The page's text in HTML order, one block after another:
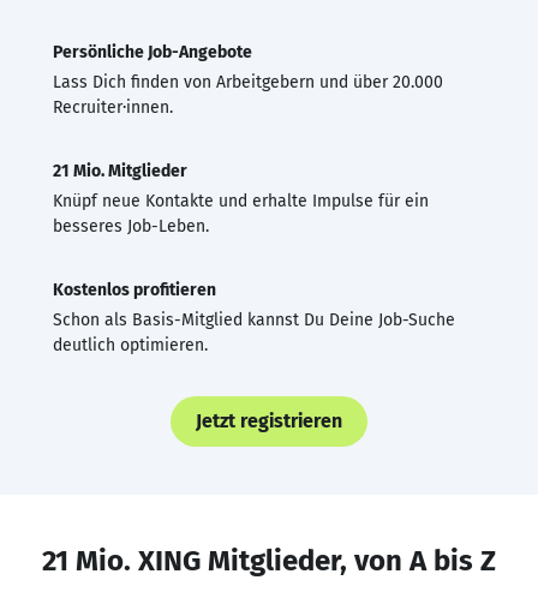
Persönliche Job-Angebote
Lass Dich finden von Arbeitgebern und über 20.000
Recruiter·innen.
21 Mio. Mitglieder
Knüpf neue Kontakte und erhalte Impulse für ein
besseres Job-Leben.
Kostenlos profitieren
Schon als Basis-Mitglied kannst Du Deine Job-Suche
deutlich optimieren.
Jetzt registrieren
21 Mio. XING Mitglieder, von A bis Z